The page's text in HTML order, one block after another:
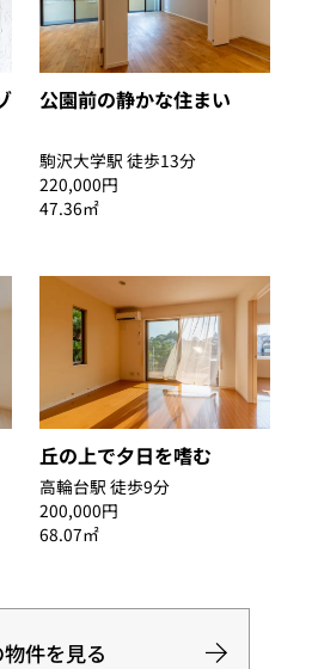
公園前の静かな住まい
駒沢大学駅 徒歩13分
220,000円
47.36㎡
丘の上で夕日を嗜む
高輪台駅 徒歩9分
200,000円
68.07㎡
件を見る